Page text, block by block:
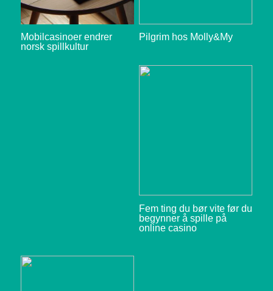
Mobilcasinoer endrer
norsk spillkultur
Pilgrim hos Molly&My
Fem ting du bør vite før du
begynner å spille på
online casino